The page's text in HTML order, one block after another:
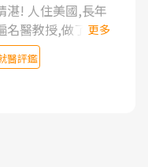
湛! 人住美國,長年
名醫教授,做了各種
物理徒手治療都
效果有限,只是壓
影響生活品質.
是頸頭症候群專
更多
醫評鑑